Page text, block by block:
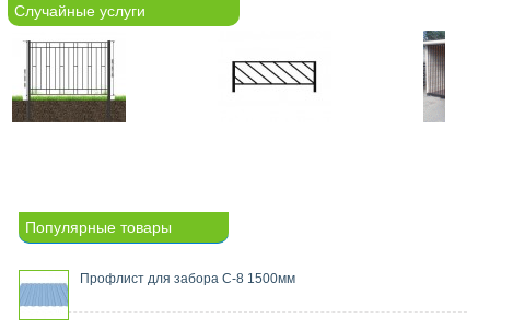
Каркас ворот
и калиток
КВ-1
Конструкция
ворот
состоит из распашных
воротин по середине
которых размещена
профильной трубы 80х80
мм. ...
Случайные услуги
Популярные товары
Профлист для забора С-8 1500мм